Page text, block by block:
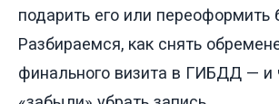
подарить его или переоформить
Разбираемся, как снять
финального визита в ГИБДД —